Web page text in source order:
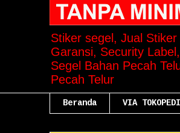
Stiker segel, Jual
Garansi, Security
Segel Bahan Pecah
Pecah Telur
Beranda VIA